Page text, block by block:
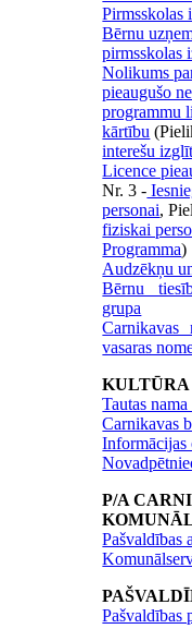
Pirmsskolas
Bērnu
pirmsskolas
Nolikums
pieaugušo
programmu
kārtību
interešu
Licence
Nr. 3 -
personai,
fiziskai
Programma)
Audzēkņu
Bērnu
grupa
Carnikavas
vasaras
KULTŪRA
Tautas
Carnikavas
Informācijas
P/A
Pašvaldības
Pašvaldības